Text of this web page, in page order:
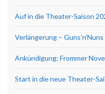
Auf in die Theater-Saison
Verlängerung –
Ankündigung: Frommer
Start in die neue Theater-